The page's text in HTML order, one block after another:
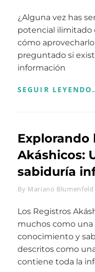
¿Alguna vez has
potencial ilimitado
cómo
preguntado si
información
SEGUIR
Explorando
Akáshicos:
sabiduría
By Byline
Mariano Blumenfeld
Los Registros
muchos como
conocimiento y
descritos como
contiene toda la